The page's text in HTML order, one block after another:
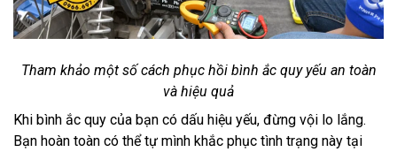
Tham khảo một số cách phục hồi bình ắc quy yếu an toàn
và hiệu quả
Khi bình ắc quy của bạn có dấu hiệu yếu, đừng vội lo lắng.
Bạn hoàn toàn có thể tự mình khắc phục tình trạng này tại